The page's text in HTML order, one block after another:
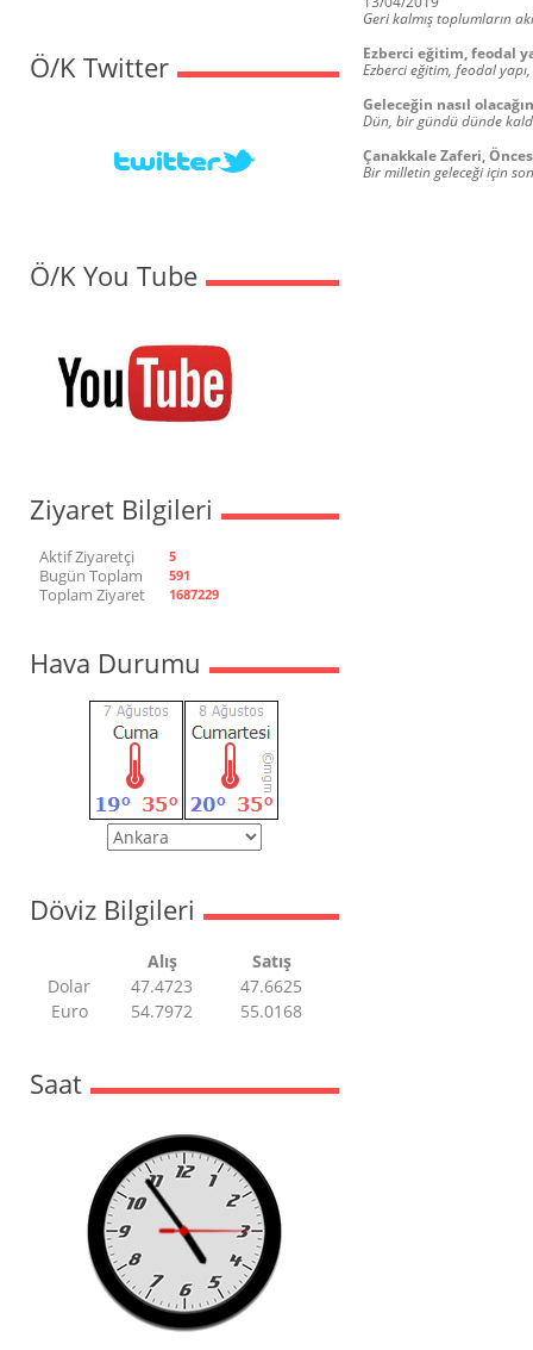
Ö/K Twitter
Ö/K You Tube
Ziyaret Bilgileri
Aktif Ziyaretçi 5
Bugün Toplam 591
Toplam Ziyaret 1687229
Hava Durumu
Döviz Bilgileri
Alış
Satış
Dolar
47.4723
47.6625
Euro
54.7972 55.0168
Saat
Geri kalmış toplumların
Ezberci eğitim, feodal
Ezberci eğitim, feodal
Geleceğin nasıl
Dün, bir gündü dünde
Çanakkale Zaferi,
Bir milletin geleceği için